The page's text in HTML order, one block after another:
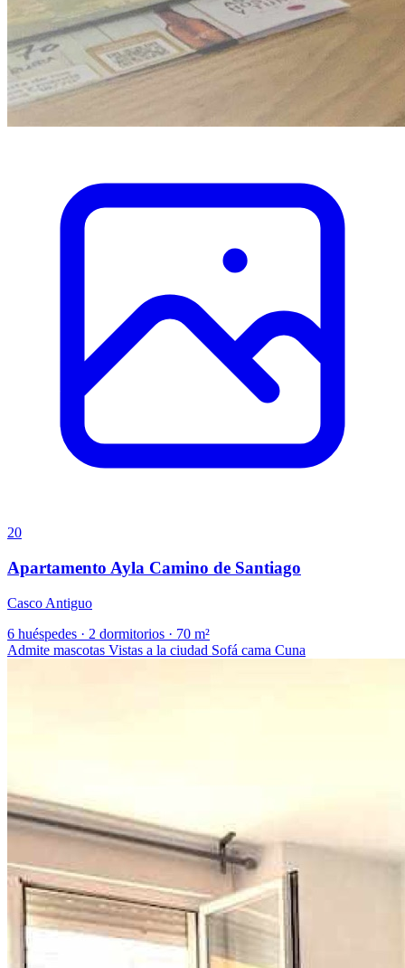
20
Apartamento Ayla Camino de Santiago
Casco Antiguo
6 huéspedes · 2 dormitorios · 70 m²
Admite mascotas Vistas a la ciudad Sofá cama Cuna